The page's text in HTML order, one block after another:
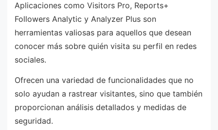
Aplicaciones como Visitors Pro, Reports+
Followers Analytic y Analyzer Plus son
herramientas valiosas para aquellos que desean
conocer más sobre quién visita su perfil en redes
sociales.
Ofrecen una variedad de funcionalidades que no
solo ayudan a rastrear visitantes, sino que también
proporcionan análisis detallados y medidas de
seguridad.